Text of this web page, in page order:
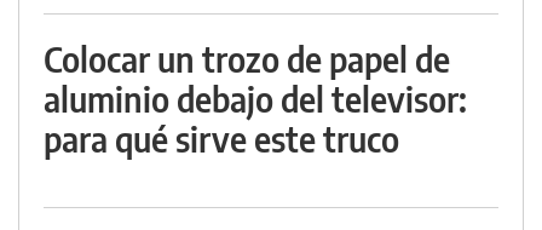
Colocar un trozo de papel de
aluminio debajo del televisor:
para qué sirve este truco